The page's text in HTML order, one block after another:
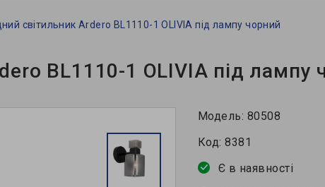
світильник Ardero BL1110-1 OLIVIA під лампу чорний
BL1110-1 OLIVIA під лампу
Модель: 80508
Код: 8381
Є в наявності